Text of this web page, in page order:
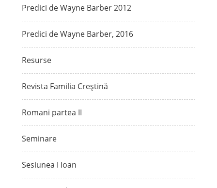
Predici de Wayne Barber 2012
Predici de Wayne Barber, 2016
Resurse
Revista Familia Creștină
Romani partea II
Seminare
Sesiunea I Ioan